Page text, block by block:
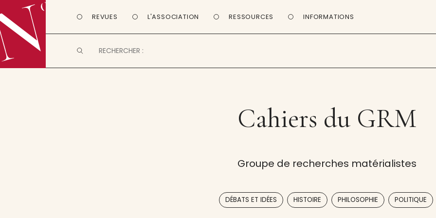
REVUES L'ASSOCIATION RESSOURCES INFORMATIONS
Cahiers du GRM
Groupe de recherches matérialistes
DÉBATS ET IDÉES HISTOIRE PHILOSOPHIE POLITIQUE